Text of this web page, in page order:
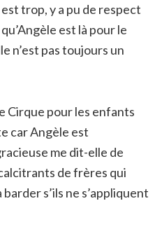
trop, y a pu de respect
est là pour le
n’est pas toujours un
Cirque pour les enfants
car Angèle est
me dit-elle de
de frères qui
s’ils ne s’appliquent